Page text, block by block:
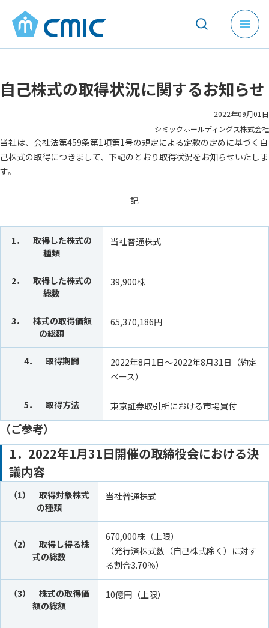
メ
ニ
を
開
く
自己株式の取得状況に関するお知らせ
2022年09月01日
シミックホールディングス株式会社
当社は、会社法第459条第1項第1号の規定による定款の定めに基づく自
己株式の取得につきまして、下記のとおり取得状況をお知らせいたしま
す。
記
1． 取得した株式の
種類
当社普通株式
2． 取得した株式の
総数
39,900株
3． 株式の取得価額
の総額
65,370,186円
4． 取得期間
2022年8月1日～2022年8月31日（約定
ベース）
5． 取得方法 東京証券取引所における市場買付
（ご参考）
1．2022年1月31日開催の取締役会における決
議内容
（1） 取得対象株式
の種類
当社普通株式
（2） 取得し得る株
式の総数
670,000株（上限）
（発行済株式数（自己株式除く）に対す
る割合3.70％）
（3） 株式の取得価
額の総額
10億円（上限）